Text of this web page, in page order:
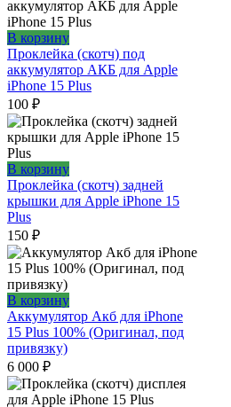
В корзину
Проклейка (скотч) под
аккумулятор АКБ для Apple
iPhone 15 Plus
100 ₽
В корзину
Проклейка (скотч) задней
крышки для Apple iPhone 15
Plus
150 ₽
В корзину
Аккумулятор Акб для iPhone
15 Plus 100% (Оригинал, под
привязку)
6 000 ₽